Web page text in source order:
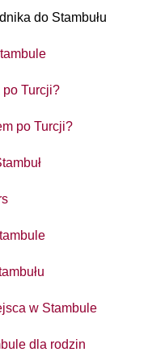
do Stambułu
Turcji?
po Turcji?
w Stambule
dla rodzin